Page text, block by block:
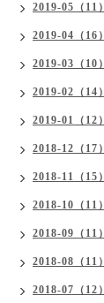
2019-05（11）
2019-04（16）
2019-03（10）
2019-02（14）
2019-01（12）
2018-12（17）
2018-11（15）
2018-10（11）
2018-09（11）
2018-08（11）
2018-07（12）